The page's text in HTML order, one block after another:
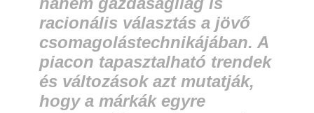
racionális választás a jövő
csomagolástechnikájában. A
piacon tapasztalható trendek
és változások azt mutatják,
hogy a márkák egyre